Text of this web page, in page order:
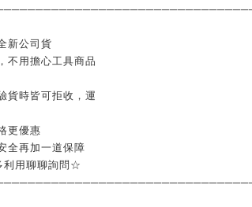
新公司貨
不用擔心工具商品
貨時皆可拒收，運
更優惠
全再加一道保障
利用聊聊詢問☆